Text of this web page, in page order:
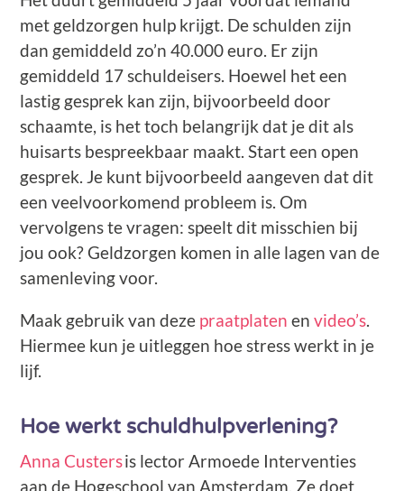
met geldzorgen hulp krijgt. De schulden zijn
dan gemiddeld zo’n 40.000 euro. Er zijn
gemiddeld 17 schuldeisers. Hoewel het een
lastig gesprek kan zijn, bijvoorbeeld door
schaamte, is het toch belangrijk dat je dit als
huisarts bespreekbaar maakt. Start een open
gesprek. Je kunt bijvoorbeeld aangeven dat dit
een veelvoorkomend probleem is. Om
vervolgens te vragen: speelt dit misschien bij
jou ook? Geldzorgen komen in alle lagen van de
samenleving voor.
Maak gebruik van deze praatplaten envideo’s.
Hiermee kun je uitleggen hoe stress werkt in je
lijf.
Hoe werkt schuldhulpverlening?
Anna Custersis lector Armoede Interventies
aan de Hogeschool van Amsterdam. Ze doet